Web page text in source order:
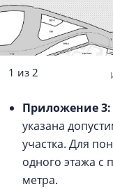
1 из 2
Приложение 3:
указана
участка. Для
одного этажа с
метра.